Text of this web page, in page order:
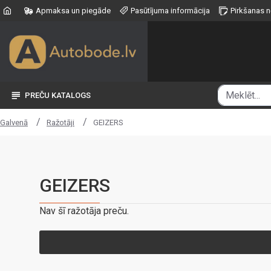
Apmaksa un piegāde Pasūtījuma informācija Pirkšanas
PREČU KATALOGS
Galvenā Ražotāji GEIZERS
GEIZERS
Nav šī ražotāja preču.